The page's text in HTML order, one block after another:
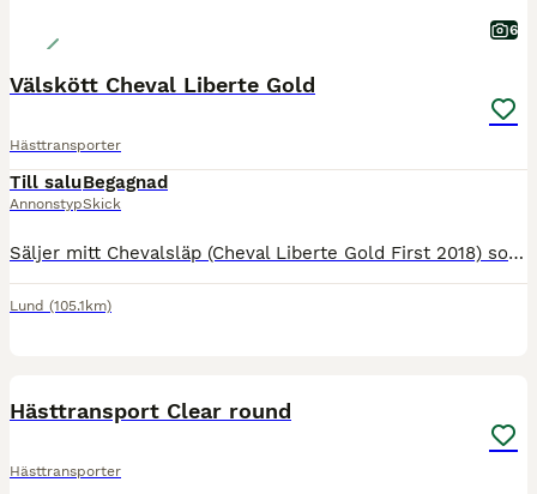
6
Välskött Cheval Liberte Gold
Hästtransporter
Till salu
Annonstyp
Begagnad
Skick
Säljer mitt Chevalsläp (Cheval Liberte Gold First 2018) som var i nyskick när jag köpte det. Har använts sparsamt av mig och främst till lastträning, så har inte gått många mil sammanlagt. Ljust och l
Lund (105.1km)
Hästtransport Clear round
Hästtransporter